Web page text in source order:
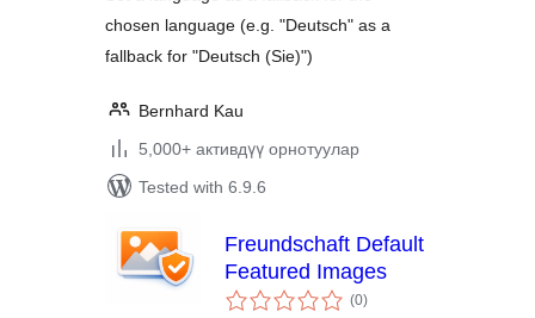
chosen language (e.g. "Deutsch" as a
fallback for "Deutsch (Sie)")
Bernhard Kau
5,000+ активдүү орнотуулар
Tested with 6.9.6
Freundschaft Default
Featured Images
(0total
ratings
)